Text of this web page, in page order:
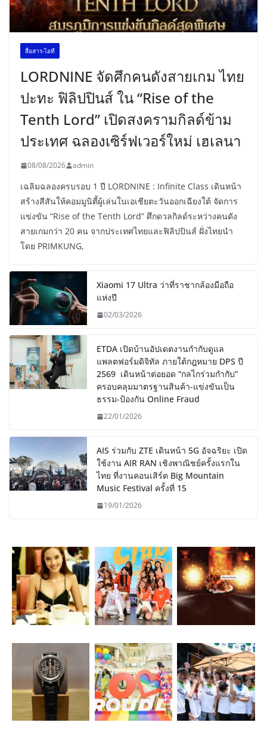
สื่อสาร-ไอที
LORDNINE จัดศึกคนดังสายเกม ไทย
ปะทะ ฟิลิปปินส์ ใน “Rise of the
Tenth Lord” เปิดสงครามกิลด์ข้าม
ประเทศ ฉลองเซิร์ฟเวอร์ใหม่ เฮเลนา
08/08/2026 admin
เฉลิมฉลองครบรอบ 1 ปี LORDNINE : Infinite Class เดินหน้า
สร้างสีสันให้คอมมูนิตี้ผู้เล่นในเอเชียตะวันออกเฉียงใต้ จัดการ
แข่งขัน “Rise of the Tenth Lord” ศึกดวลกิลด์ระหว่างคนดัง
สายเกมกว่า 20 คน จากประเทศไทยและฟิลิปปินส์ ฝั่งไทยนำ
โดย PRIMKUNG,
Xiaomi 17 Ultra ว่าที่ราชากล้องมือถือ
แห่งปี
02/03/2026
ETDA เปิดบ้านอัปเดตงานกำกับดูแล
แพลตฟอร์มดิจิทัล ภายใต้กฎหมาย DPS ปี
2569 เดินหน้าต่อยอด “กลไกร่วมกำกับ”
ครอบคลุมมาตรฐานสินค้า-แข่งขันเป็น
ธรรม-ป้องกัน Online Fraud
22/01/2026
AIS ร่วมกับ ZTE เดินหน้า 5G อัจฉริยะ เปิด
ใช้งาน AIR RAN เชิงพาณิชย์ครั้งแรกใน
ไทย ที่งานคอนเสิร์ต Big Mountain
Music Festival ครั้งที่ 15
19/01/2026